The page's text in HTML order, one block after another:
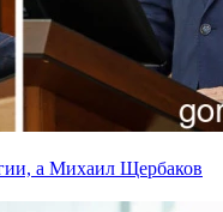
а Михаил Щербаков